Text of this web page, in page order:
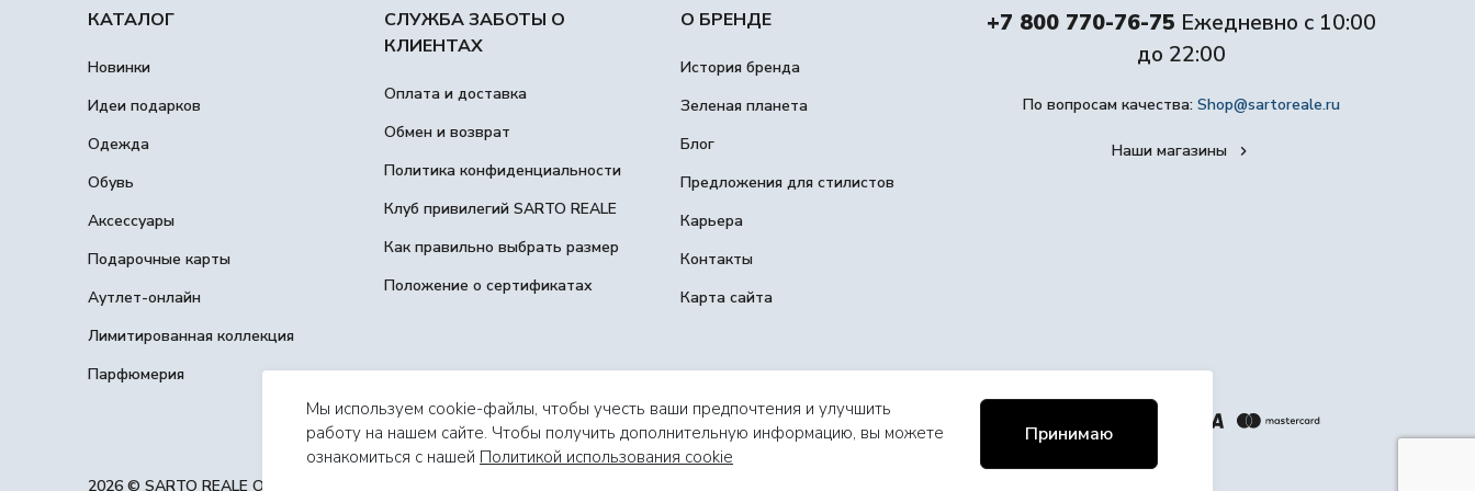
Мы используем cookie-файлы, чтобы учесть ваши предпочтения и улучшить
работу на нашем сайте. Чтобы получить дополнительную информацию, вы можете
ознакомиться с нашей Политикой использования cookie
Принимаю
КАТАЛОГ
Новинки
Идеи подарков
Одежда
Обувь
Аксессуары
Подарочные карты
Аутлет-онлайн
Лимитированная коллекция
Парфюмерия
СЛУЖБА ЗАБОТЫ О
КЛИЕНТАХ
Оплата и доставка
Обмен и возврат
Политика конфиденциальности
Клуб привилегий SARTO REALE
Как правильно выбрать размер
Положение о сертификатах
О БРЕНДЕ
История бренда
Зеленая планета
Блог
Предложения для стилистов
Карьера
Контакты
Карта сайта
+7 800 770-76-75 Ежедневно с 10:00
до 22:00
По вопросам качества:Shop@sartoreale.ru
Наши магазины
2026 © SARTO REALE ООО ИП Чупов М. А., ОГРНИП 322508100468223, ИНН 502503564995, г.Москва